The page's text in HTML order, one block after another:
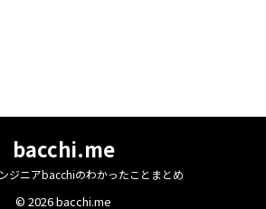
bacchi.me
ジニアbacchiのわかったことまとめ
© 2026 bacchi.me